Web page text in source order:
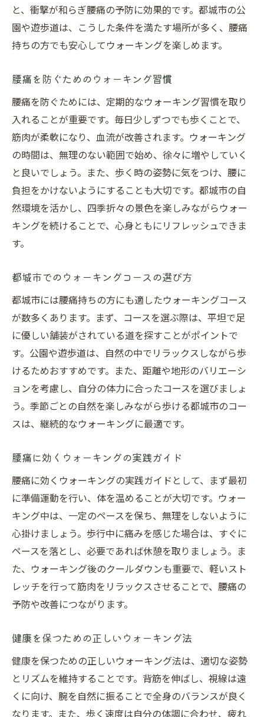
と、衝撃が和らぎ腰痛の予防に効果的です。都城市の公
園や遊歩道は、こうした条件を満たす場所が多く、腰痛
持ちの方でも安心してウォーキングを楽しめます。
腰痛を防ぐためのウォーキング習慣
腰痛を防ぐためには、定期的なウォーキング習慣を取り
入れることが重要です。毎日少しずつでも歩くことで、
筋肉が柔軟になり、血流が改善されます。ウォーキング
の時間は、無理のない範囲で始め、徐々に増やしていく
と良いでしょう。また、歩く時の姿勢に気をつけ、腰に
負担をかけないようにすることも大切です。都城市の自
然環境を活かし、四季折々の景色を楽しみながらウォー
キングを続けることで、心身ともにリフレッシュできま
す。
都城市でのウォーキングコースの選び方
都城市には腰痛持ちの方にも適したウォーキングコース
が数多くあります。まず、コースを選ぶ際は、平坦で足
に優しい舗装がされている道を探すことがポイントで
す。公園や遊歩道は、自然の中でリラックスしながら歩
けるためおすすめです。また、距離や地形のバリエーシ
ョンを考慮し、自分の体力に合ったコースを選びましょ
う。季節ごとの自然を楽しみながら歩ける都城市のコー
スは、継続的なウォーキングに最適です。
腰痛に効くウォーキングの実践ガイド
腰痛に効くウォーキングの実践ガイドとして、まず最初
に準備運動を行い、体を温めることが大切です。ウォー
キング中は、一定のペースを保ち、無理をしないように
心掛けましょう。歩行中に痛みを感じた場合は、すぐに
ペースを落とし、必要であれば休憩を取りましょう。ま
た、ウォーキング後のクールダウンも重要で、軽いスト
レッチを行って筋肉をリラックスさせることで、腰痛の
予防や改善につながります。
健康を保つための正しいウォーキング法
健康を保つための正しいウォーキング法は、適切な姿勢
とリズムを維持することです。背筋を伸ばし、視線は遠
くに向け、腕を自然に振ることで全身のバランスが良く
なります。また、歩く速度は自分の体調に合わせ、疲れ